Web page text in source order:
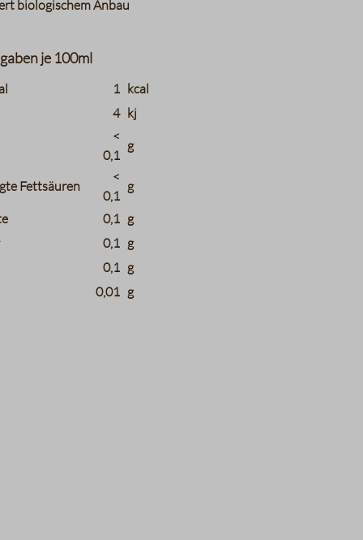
biologischem Anbau
je 100ml
charts.nutritions.header_value
1 kcal
4 kj
<
0,1
g
Fettsäuren
<
0,1
g
0,1 g
0,1 g
0,1 g
0,01 g